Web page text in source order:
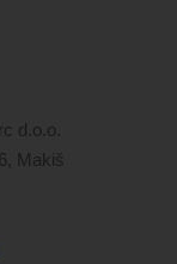
d.o.o.
Makiš